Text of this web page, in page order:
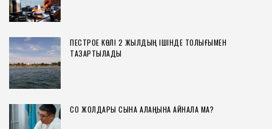
ПЕСТРОЕ КӨЛІ 2 ЖЫЛДЫҢ ІШІНДЕ ТОЛЫҒЫМЕН
ТАЗАРТЫЛАДЫ
СҚО ЖОЛДАРЫ СЫНАҚ АЛАҢЫНА АЙНАЛА МА?